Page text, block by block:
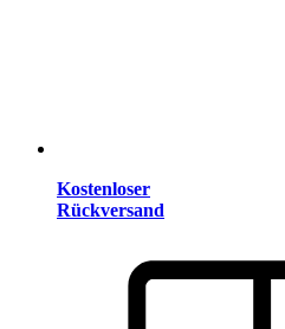
Kostenloser
Rückversand